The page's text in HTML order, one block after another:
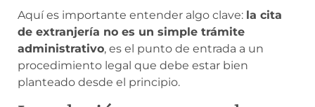
Aquí es importante entender algo clave: la cita
de extranjería no es un simple trámite
administrativo, es el punto de entrada a un
procedimiento legal que debe estar bien
planteado desde el principio.